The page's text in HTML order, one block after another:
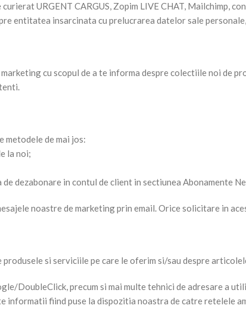
URGENT CARGUS, Zopim LIVE CHAT, Mailchimp,
entitatea insarcinata cu prelucrarea datelor sale
cu scopul de a te informa despre colectiile noi de
metodele de mai jos:
la noi;
dezabonare in contul de client in sectiunea Abonamente
noastre de marketing prin email. Orice solicitare in
si serviciile pe care le oferim si/sau despre
DoubleClick, precum si mai multe tehnici de adresare a
fiind puse la dispozitia noastra de catre retelele